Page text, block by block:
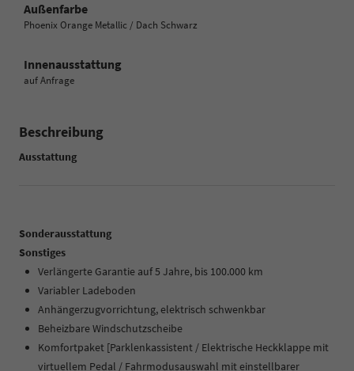
Außenfarbe
Phoenix Orange Metallic / Dach Schwarz
Innenausstattung
auf Anfrage
Beschreibung
Ausstattung
Sonderausstattung
Sonstiges
Verlängerte Garantie auf 5 Jahre, bis 100.000 km
Variabler Ladeboden
Anhängerzugvorrichtung, elektrisch schwenkbar
Beheizbare Windschutzscheibe
Komfortpaket [Parklenkassistent / Elektrische Heckklappe mit
virtuellem Pedal / Fahrmodusauswahl mit einstellbarer